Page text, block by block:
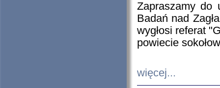
Zapraszamy do
Badań nad
wygłosi referat
powiecie
więcej...